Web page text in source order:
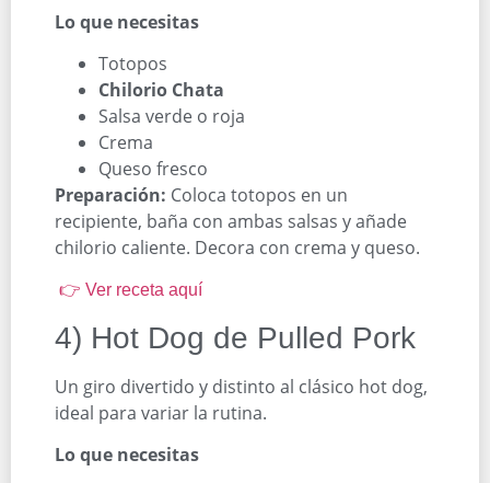
Lo que necesitas
Totopos
Chilorio Chata
Salsa verde o roja
Crema
Queso fresco
Preparación: Coloca totopos en un
recipiente, baña con ambas salsas y añade
chilorio caliente. Decora con crema y queso.
👉 Ver receta aquí
4) Hot Dog de Pulled Pork
Un giro divertido y distinto al clásico hot dog,
ideal para variar la rutina.
Lo que necesitas